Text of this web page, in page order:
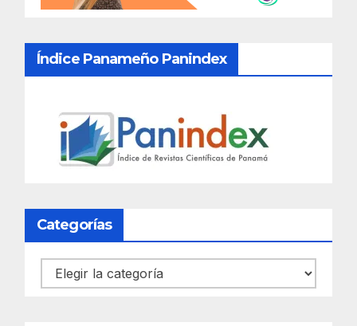
Índice Panameño Panindex
Categorías
Categorías